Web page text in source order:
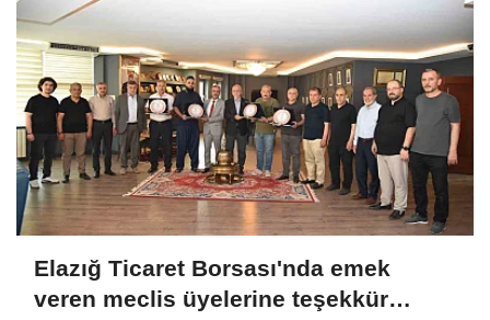
Elazığ Ticaret Borsası'nda emek
veren meclis üyelerine teşekkür